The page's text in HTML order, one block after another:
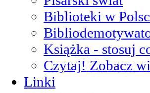
Biblioteki w
Książka - stosuj
Czytaj! Zobacz
Linki